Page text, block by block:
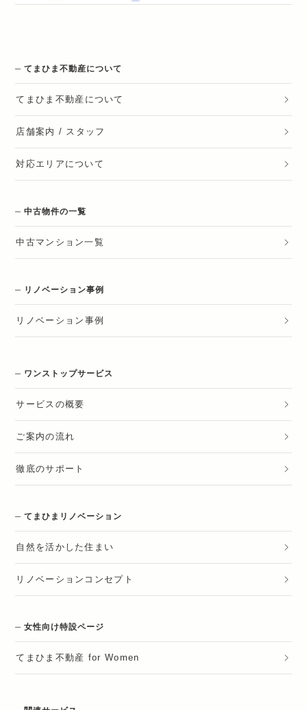
てまひま不動産について
てまひま不動産 について
店舗案内 / スタッフ
対応エリアについて
中古物件の一覧
中古マンション一覧
リノベーション事例
リノベーション 事例
ワンストップサービス
サービスの概要
ご案内の流れ
徹底のサポート
てまひまリノベーション
自然を活かした住まい
リノベーションコンセプト
女性向け特設ページ
てまひま不動産 for Women